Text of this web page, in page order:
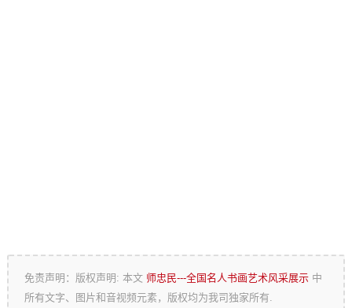
免责声明：版权声明: 本文师忠民---全国名人书画艺术风采展示 中
所有文字、图片和音视频元素，版权均为我司独家所有.